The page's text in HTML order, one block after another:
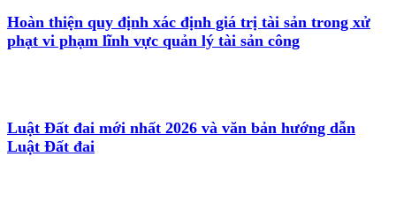
Hoàn thiện quy định xác định giá trị tài sản trong xử
phạt vi phạm lĩnh vực quản lý tài sản công
Luật Đất đai mới nhất 2026 và văn bản hướng dẫn
Luật Đất đai